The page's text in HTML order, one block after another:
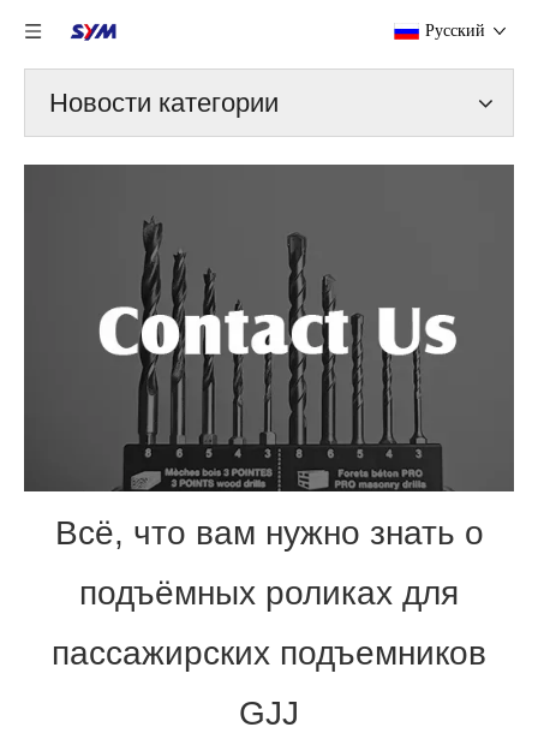
Pусский
Новости категории
Всё, что вам нужно знать о
подъёмных роликах для
пассажирских подъемников
GJJ